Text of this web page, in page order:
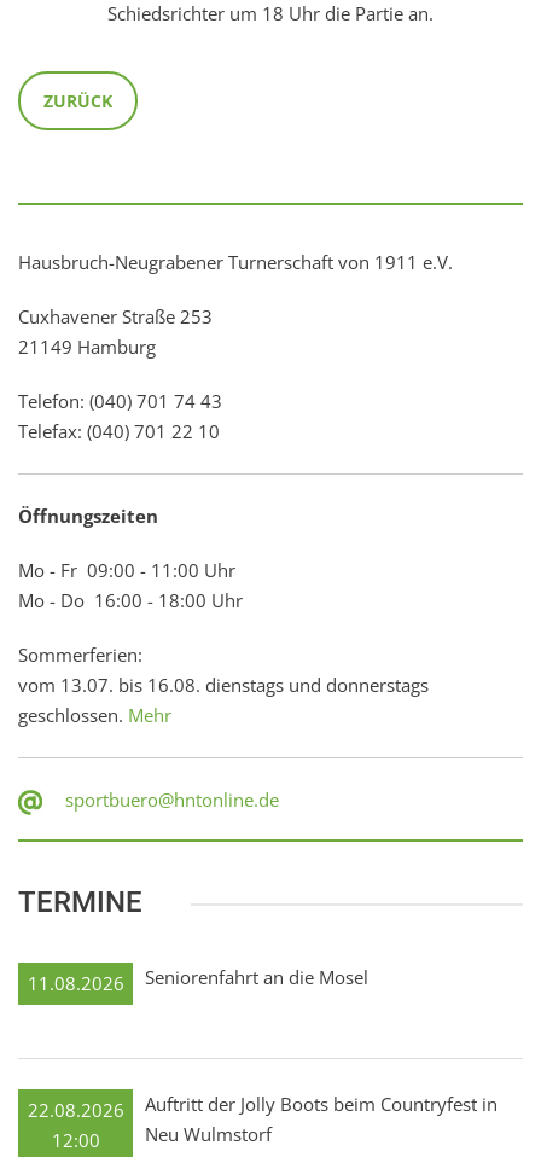
Schiedsrichter um 18 Uhr die Partie an.
ZURÜCK
Hausbruch-Neugrabener Turnerschaft von 1911 e.V.
Cuxhavener Straße 253
21149 Hamburg
Telefon: (040) 701 74 43
Telefax: (040) 701 22 10
Öffnungszeiten
Mo - Fr 09:00 - 11:00 Uhr
Mo - Do 16:00 - 18:00 Uhr
Sommerferien:
vom 13.07. bis 16.08. dienstags und donnerstags
geschlossen. Mehr
sportbuero@hntonline.de
TERMINE
11.08.2026 Seniorenfahrt an die Mosel
22.08.2026
12:00
Auftritt der Jolly Boots beim Countryfest in
Neu Wulmstorf